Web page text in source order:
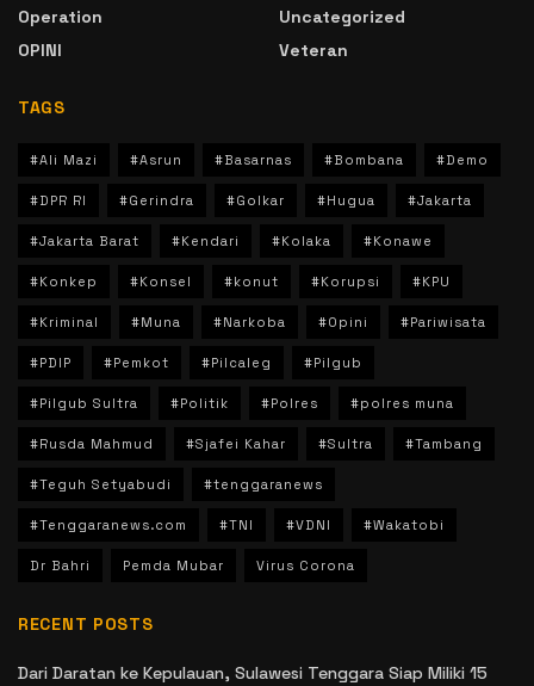
Operation
OPINI
Uncategorized
Veteran
TAGS
#Ali Mazi #Asrun #Basarnas #Bombana #Demo
#DPR RI #Gerindra #Golkar #Hugua #Jakarta
#Jakarta Barat #Kendari #Kolaka #Konawe
#Konkep #Konsel #konut #Korupsi #KPU
#Kriminal #Muna #Narkoba #Opini #Pariwisata
#PDIP #Pemkot #Pilcaleg #Pilgub
#Pilgub Sultra #Politik #Polres #polres muna
#Rusda Mahmud #Sjafei Kahar #Sultra #Tambang
#Teguh Setyabudi #tenggaranews
#Tenggaranews.com #TNI #VDNI #Wakatobi
Dr Bahri Pemda Mubar Virus Corona
RECENT POSTS
Dari Daratan ke Kepulauan, Sulawesi Tenggara Siap Miliki 15